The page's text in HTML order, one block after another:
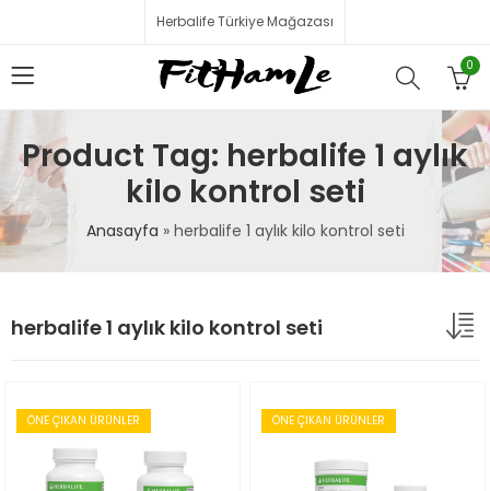
Herbalife Türkiye Mağazası
0
Product Tag: herbalife 1 aylık
kilo kontrol seti
Anasayfa » herbalife 1 aylık kilo kontrol seti
herbalife 1 aylık kilo kontrol seti
ÖNE ÇIKAN ÜRÜNLER ÖNE ÇIKAN ÜRÜNLER